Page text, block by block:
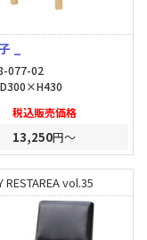
_
077-02
税込販売価格
13,250円～
RESTAREA vol.35